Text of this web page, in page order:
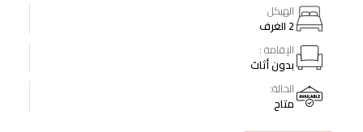
الهيكل
2 الغرف
الإقامة :
بدون أثاث
الحالة:
متاح